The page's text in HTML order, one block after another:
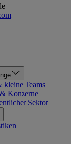
kleine Teams
Konzerne
Sektor